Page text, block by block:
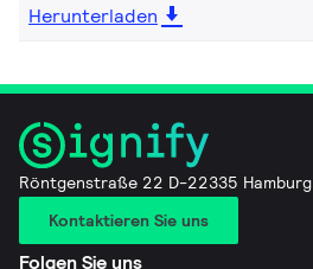
Herunterladen
Röntgenstraße 22 D-22335 Hamburg
Kontaktieren Sie uns
Folgen Sie uns